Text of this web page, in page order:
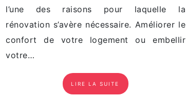
l’une des raisons pour laquelle la
rénovation s’avère nécessaire. Améliorer le
confort de votre logement ou embellir
votre…
LIRE LA SUITE